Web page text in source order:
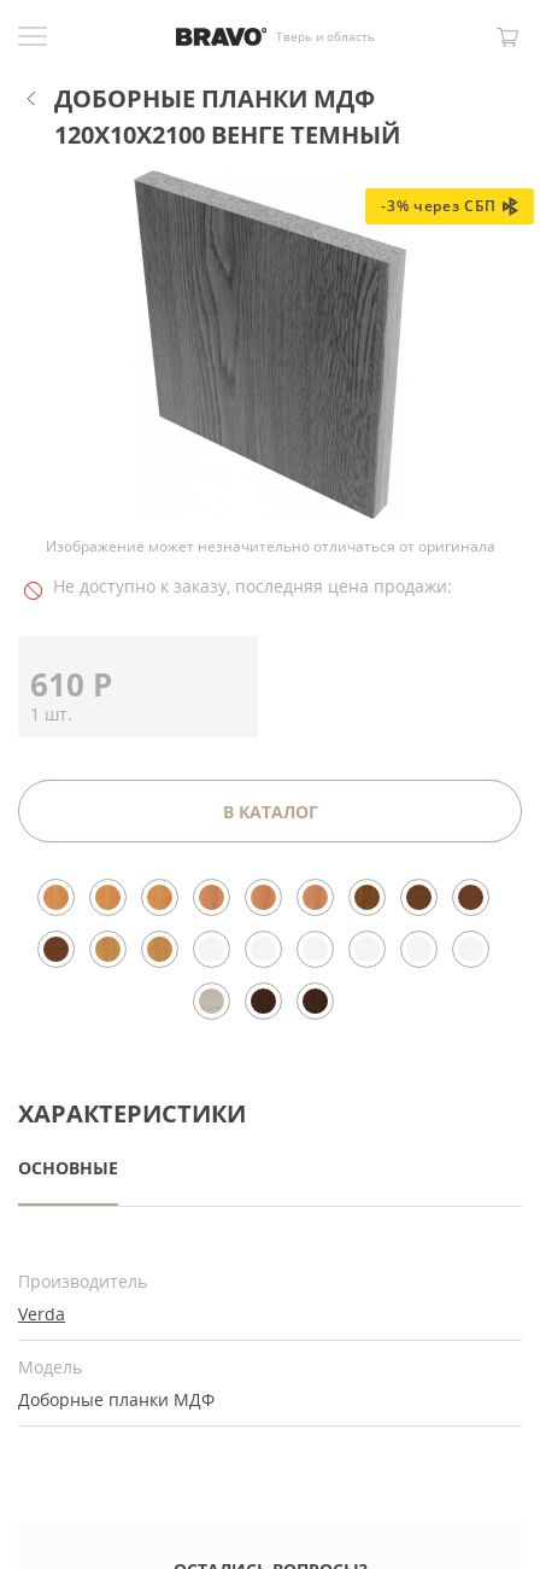
Тверь и область
ДОБОРНЫЕ ПЛАНКИ МДФ
120X10X2100 ВЕНГЕ ТЕМНЫЙ
-3% через СБП
Изображение может незначительно отличаться от оригинала
Не доступно к заказу, последняя цена продажи:
610 Р
1 шт.
В КАТАЛОГ
ХАРАКТЕРИСТИКИ
ОСНОВНЫЕ
Производитель
Verda
Модель
Доборные планки МДФ